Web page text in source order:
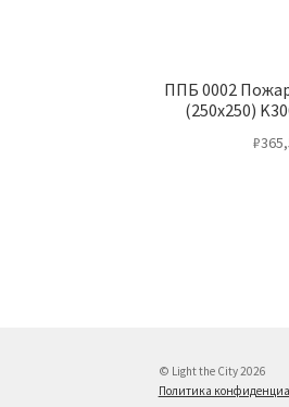
ППБ 0002
(250х250)
₽
© Light the City 2026
Политика